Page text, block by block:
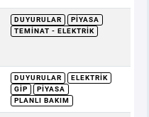
DUYURULAR
PIYASA
TEMINAT - ELEKTRIK
DUYURULAR
ELEKTRIK
GİP
PIYASA
PLANLI BAKIM